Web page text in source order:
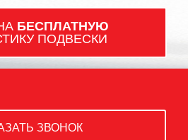
БЕСПЛАТНУЮ
ПОДВЕСКИ
ЗВОНОК